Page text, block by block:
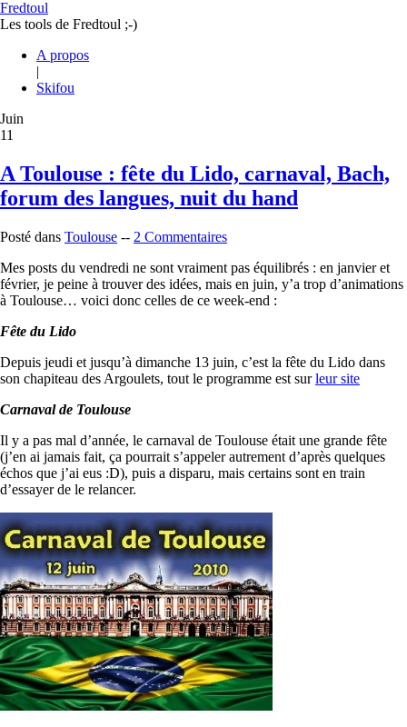
Fredtoul
Les tools de Fredtoul ;-)
A propos
|
Skifou
Juin
11
A Toulouse : fête du Lido, carnaval, Bach,
forum des langues, nuit du hand
Posté dans Toulouse -- 2 Commentaires
Mes posts du vendredi ne sont vraiment pas équilibrés : en janvier et
février, je peine à trouver des idées, mais en juin, y’a trop d’animations
à Toulouse… voici donc celles de ce week-end :
Fête du Lido
Depuis jeudi et jusqu’à dimanche 13 juin, c’est la fête du Lido dans
son chapiteau des Argoulets, tout le programme est surleur site
Carnaval de Toulouse
Il y a pas mal d’année, le carnaval de Toulouse était une grande fête
(j’en ai jamais fait, ça pourrait s’appeler autrement d’après quelques
échos que j’ai eus :D), puis a disparu, mais certains sont en train
d’essayer de le relancer.